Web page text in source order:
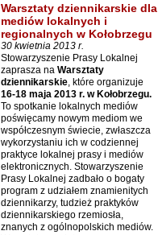
Warsztaty dziennikarskie dla
mediów lokalnych i
regionalnych w Kołobrzegu
30 kwietnia 2013 r.
Stowarzyszenie Prasy Lokalnej
zaprasza na Warsztaty
dziennikarskie , które organizuje
16-18 maja 2013 r. w Kołobrzegu.
To spotkanie lokalnych mediów
poświęcamy nowym mediom we
współczesnym świecie, zwłaszcza
wykorzystaniu ich w codziennej
praktyce lokalnej prasy i mediów
elektronicznych. Stowarzyszenie
Prasy Lokalnej zadbało o bogaty
program z udziałem znamienitych
dziennikarzy, tudzież praktyków
dziennikarskiego rzemiosła,
znanych z ogólnopolskich mediów.